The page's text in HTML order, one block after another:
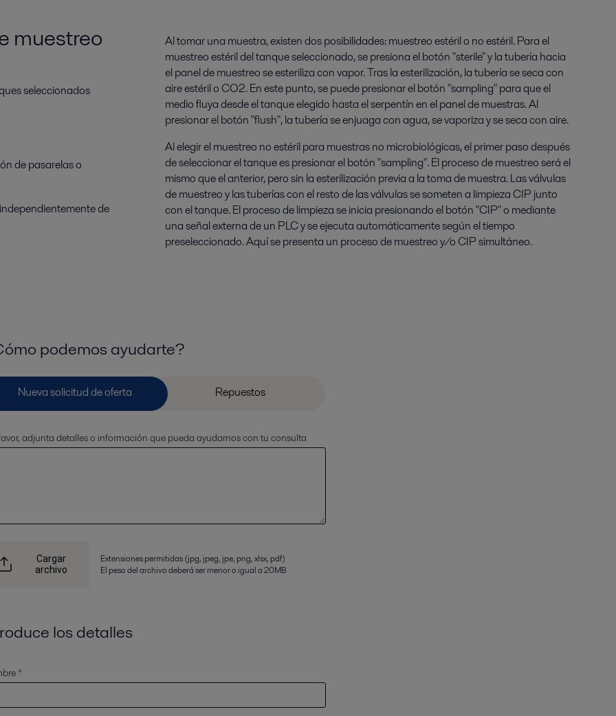
muestreo
seleccionados
de pasarelas o
de
Al tomar una muestra, existen dos posibilidades: muestreo estéril o no estéril. Para el
muestreo estéril del tanque seleccionado, se presiona el botón "sterile" y la tubería hacia
el panel de muestreo se esteriliza con vapor. Tras la esterilización, la tubería se seca con
aire estéril o CO2. En este punto, se puede presionar el botón "sampling" para que el
medio fluya desde el tanque elegido hasta el serpentín en el panel de muestras. Al
presionar el botón "flush", la tubería se enjuaga con agua, se vaporiza y se seca con aire.
Al elegir el muestreo no estéril para muestras no microbiológicas, el primer paso después
de seleccionar el tanque es presionar el botón "sampling". El proceso de muestreo será el
mismo que el anterior, pero sin la esterilización previa a la toma de muestra. Las válvulas
de muestreo y las tuberías con el resto de las válvulas se someten a limpieza CIP junto
con el tanque. El proceso de limpieza se inicia presionando el botón "CIP" o mediante
una señal externa de un PLC y se ejecuta automáticamente según el tiempo
preseleccionado. Aquí se presenta un proceso de muestreo y/o CIP simultáneo.
podemos ayudarte?
adjunta detalles o información que pueda ayudarnos con tu consulta
Cargar
archivo
Extensiones permitidas (jpg, jpeg, jpe, png, xlsx, pdf)
El peso del archivo deberá ser menor o igual a 20MB
los detalles
*